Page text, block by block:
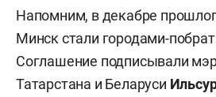
Напомним, в декабре
Минск стали городами-
Соглашение подписывали
Татарстана и Беларуси